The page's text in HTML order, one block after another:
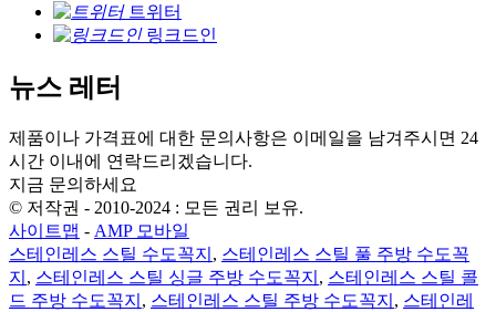
트위터
링크드인
뉴스 레터
제품이나 가격표에 대한 문의사항은 이메일을 남겨주시면 24
시간 이내에 연락드리겠습니다.
지금 문의하세요
© 저작권 - 2010-2024 : 모든 권리 보유.
사이트맵 - AMP 모바일
스테인레스 스틸 수도꼭지 , 스테인레스 스틸 풀 주방 수도꼭
지 , 스테인레스 스틸 싱글 주방 수도꼭지 , 스테인레스 스틸 콜
드 주방 수도꼭지 , 스테인레스 스틸 주방 수도꼭지 , 스테인레